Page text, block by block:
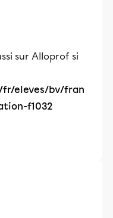
sur Alloprof si
fr/eleves/bv/fran
f1032